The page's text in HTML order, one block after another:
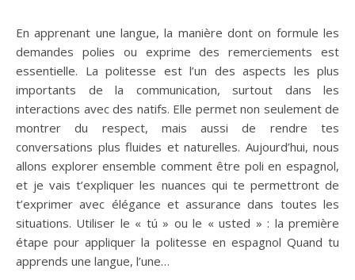
En apprenant une langue, la manière dont on formule les
demandes polies ou exprime des remerciements est
essentielle. La politesse est l’un des aspects les plus
importants de la communication, surtout dans les
interactions avec des natifs. Elle permet non seulement de
montrer du respect, mais aussi de rendre tes
conversations plus fluides et naturelles. Aujourd’hui, nous
allons explorer ensemble comment être poli en espagnol,
et je vais t’expliquer les nuances qui te permettront de
t’exprimer avec élégance et assurance dans toutes les
situations. Utiliser le « tú » ou le « usted » : la première
étape pour appliquer la politesse en espagnol Quand tu
apprends une langue, l’une…